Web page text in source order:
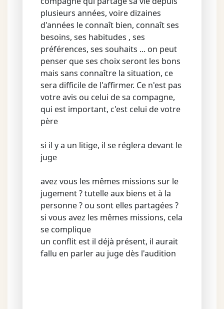
plusieurs années, voire dizaines
d'années le connaît bien, connaît ses
besoins, ses habitudes , ses
préférences, ses souhaits ... on peut
penser que ses choix seront les bons
mais sans connaître la situation, ce
sera difficile de l'affirmer. Ce n'est pas
votre avis ou celui de sa compagne,
qui est important, c'est celui de votre
père
si il y a un litige, il se réglera devant le
juge
avez vous les mêmes missions sur le
jugement ? tutelle aux biens et à la
personne ? ou sont elles partagées ?
si vous avez les mêmes missions, cela
se complique
un conflit est il déjà présent, il aurait
fallu en parler au juge dès l'audition